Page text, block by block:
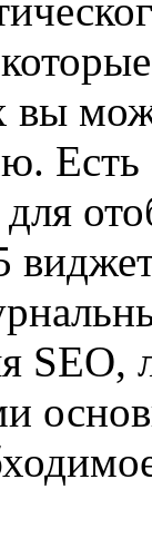
SEO,